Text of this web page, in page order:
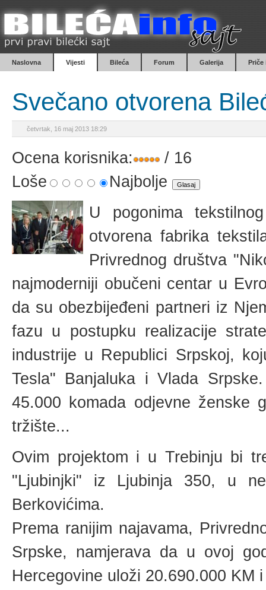
Naslovna Vijesti Bileća Forum Galerija Priče
Svečano otvorena
četvrtak, 16 maj 2013 18:29
Ocena korisnika:
/ 16
Loše
Najbolje
U pogonima
otvorena fabrika
Privrednog društva
najmoderniji obučeni centar u
da su obezbijeđeni partneri iz
fazu u postupku realizacije
industrije u Republici Srpskoj,
Tesla" Banjaluka i Vlada
45.000 komada odjevne ženske
tržište...
Ovim projektom i u Trebinju bi
"Ljubinjki" iz Ljubinja 350, u
Berkovićima.
Prema ranijim najavama,
Srpske, namjerava da u ovoj
Hercegovine uloži 20.690.000 KM